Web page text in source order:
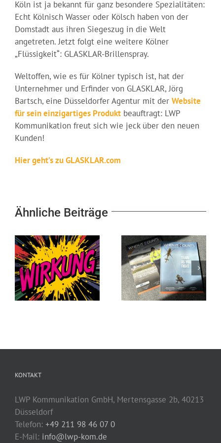
Köln ist ja bekannt für ganz besondere Spezialitäten:
Echt Kölnisch Wasser oder Kölsch haben von der
Domstadt aus ihren Siegeszug in die Welt
angetreten. Jetzt folgt eine weitere Kölner
„Flüssigkeit“: GLASKLAR-Brillenspray.
Weltoffen, wie es für Kölner typisch ist, hat der
Unternehmer und Erfinder von GLASKLAR, Jörg
Bartsch, eine Düsseldorfer Agentur mit der Website
für sein einzigartiges Produkt beauftragt: LWP
Kommunikation freut sich wie jeck über den neuen
Kunden!
Hier geht’s zu GLASKLAR.com
Ähnliche Beiträge
Kommunikation
für die, auf die es
ankommt, wenn
es darauf
Nähe, die
Vertrauen schafft
KONTAKT
LWP Kommunikation GmbH, Mertensgasse 2b, 40213
Düsseldorf
Telefon: +49 211 98 46 07 0
E-Mail: info@lwp-kom.de